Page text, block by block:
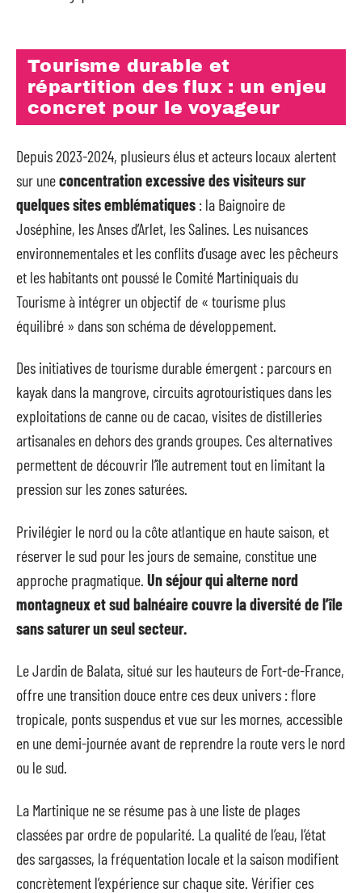
Tourisme durable et
répartition des flux : un enjeu
concret pour le voyageur
Depuis 2023-2024, plusieurs élus et acteurs locaux alertent
sur uneconcentration excessive des visiteurs sur
quelques sites emblématiques : la Baignoire de
Joséphine, les Anses d’Arlet, les Salines. Les nuisances
environnementales et les conflits d’usage avec les pêcheurs
et les habitants ont poussé le Comité Martiniquais du
Tourisme à intégrer un objectif de « tourisme plus
équilibré » dans son schéma de développement.
Des initiatives de tourisme durable émergent : parcours en
kayak dans la mangrove, circuits agrotouristiques dans les
exploitations de canne ou de cacao, visites de distilleries
artisanales en dehors des grands groupes. Ces alternatives
permettent de découvrir l’île autrement tout en limitant la
pression sur les zones saturées.
Privilégier le nord ou la côte atlantique en haute saison, et
réserver le sud pour les jours de semaine, constitue une
approche pragmatique. Un séjour qui alterne nord
montagneux et sud balnéaire couvre la diversité de l’île
sans saturer un seul secteur.
Le Jardin de Balata, situé sur les hauteurs de Fort-de-France,
offre une transition douce entre ces deux univers : flore
tropicale, ponts suspendus et vue sur les mornes, accessible
en une demi-journée avant de reprendre la route vers le nord
ou le sud.
La Martinique ne se résume pas à une liste de plages
classées par ordre de popularité. La qualité de l’eau, l’état
des sargasses, la fréquentation locale et la saison modifient
concrètement l’expérience sur chaque site. Vérifier ces